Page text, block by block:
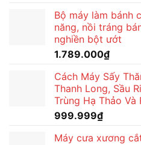
Bộ máy làm bánh
năng, nồi tráng
nghiền bột ướt
1.789.000₫
Cách Máy Sấy
Thanh Long, Sầu
Trùng Hạ Thảo Và
999.999₫
Máy cưa xương